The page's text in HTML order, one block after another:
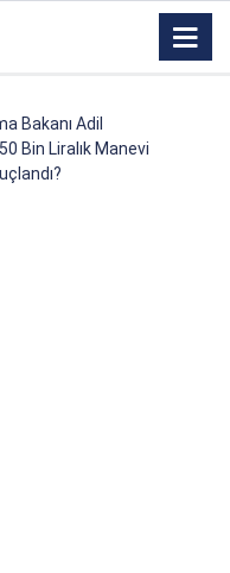
Bakanı Adil
Bin Liralık Manevi